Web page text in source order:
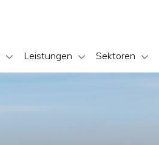
Leistungen Sektoren